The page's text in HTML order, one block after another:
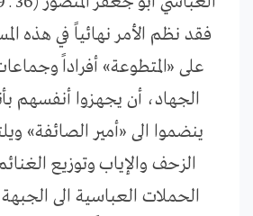
فقد نظم الأمر نهائياً في هذه
على «المتطوعة» أفراداً
الجهاد، أن يجهزوا أنفسهم
ينضموا الى «أمير الصائفة»
الزحف والإياب وتوزيع
الحملات العباسية الى